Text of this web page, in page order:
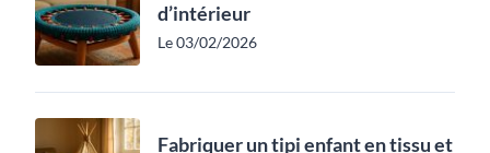
d’intérieur
Le 03/02/2026
Fabriquer un tipi enfant en tissu et